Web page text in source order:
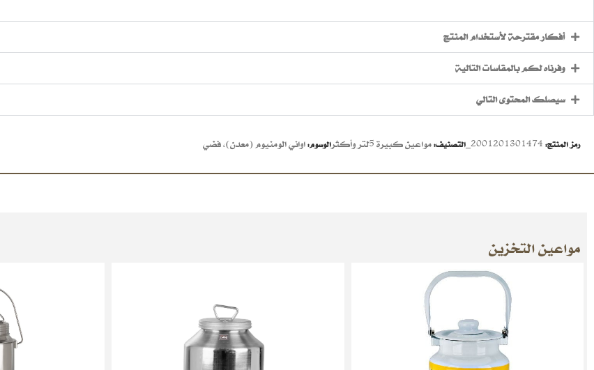
أفكار مقترحة لأستخدام المنتج
وفرناه لكم بالمقاسات التالية
سيصلك المحتوى التالي
رمز المنتج: 2001201301474_ التصنيف:مواعين كبيرة 5لتر وأكثر الوسوم:اواني الومنيوم (معدن),فضي
مواعين التخزين